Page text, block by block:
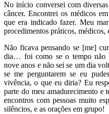
No início conversei com
câncer. Encontrei os médicos
que era indicado fazer. Meu
procedimentos práticos, médicos,
Não ficava pensando se [me]
dia… foi como se o tempo não
nove anos e não sei se um dia
se me perguntarem se eu
vivência, o que eu diria? Eu
parte do meu amadurecimento e
encontros com pessoas muito
silêncios, e as orações em grupo!